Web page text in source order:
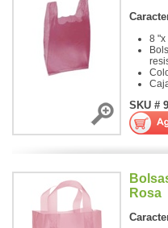
8 "x
SKU #
Rosa